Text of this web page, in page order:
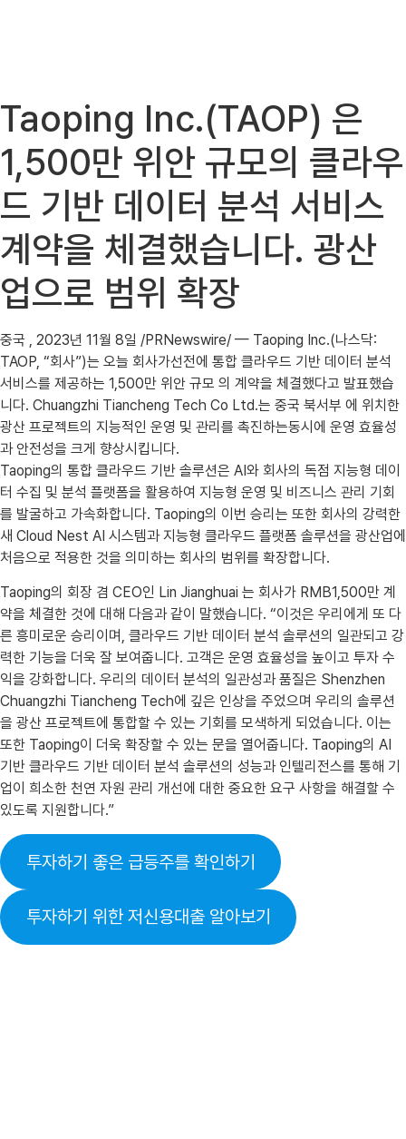
Taoping Inc.(TAOP) 은
1,500만 위안 규모의 클라우
드 기반 데이터 분석 서비스
계약을 체결했습니다. 광산
업으로 범위 확장
중국 , 2023년 11월 8일 /PRNewswire/ — Taoping Inc.(나스닥:
TAOP, “회사”)는 오늘 회사가선전에 통합 클라우드 기반 데이터 분석
서비스를 제공하는 1,500만 위안 규모 의 계약을 체결했다고 발표했습
니다. Chuangzhi Tiancheng Tech Co Ltd.는 중국 북서부 에 위치한
광산 프로젝트의 지능적인 운영 및 관리를 촉진하는동시에 운영 효율성
과 안전성을 크게 향상시킵니다.
Taoping의 통합 클라우드 기반 솔루션은 AI와 회사의 독점 지능형 데이
터 수집 및 분석 플랫폼을 활용하여 지능형 운영 및 비즈니스 관리 기회
를 발굴하고 가속화합니다. Taoping의 이번 승리는 또한 회사의 강력한
새 Cloud Nest AI 시스템과 지능형 클라우드 플랫폼 솔루션을 광산업에
처음으로 적용한 것을 의미하는 회사의 범위를 확장합니다.
Taoping의 회장 겸 CEO인 Lin Jianghuai 는 회사가 RMB1,500만 계
약을 체결한 것에 대해 다음과 같이 말했습니다. “이것은 우리에게 또 다
른 흥미로운 승리이며, 클라우드 기반 데이터 분석 솔루션의 일관되고 강
력한 기능을 더욱 잘 보여줍니다. 고객은 운영 효율성을 높이고 투자 수
익을 강화합니다. 우리의 데이터 분석의 일관성과 품질은 Shenzhen
Chuangzhi Tiancheng Tech에 깊은 인상을 주었으며 우리의 솔루션
을 광산 프로젝트에 통합할 수 있는 기회를 모색하게 되었습니다. 이는
또한 Taoping이 더욱 확장할 수 있는 문을 열어줍니다. Taoping의 AI
기반 클라우드 기반 데이터 분석 솔루션의 성능과 인텔리전스를 통해 기
업이 희소한 천연 자원 관리 개선에 대한 중요한 요구 사항을 해결할 수
있도록 지원합니다.”
투자하기 좋은 급등주를 확인하기
투자하기 위한 저신용대출 알아보기